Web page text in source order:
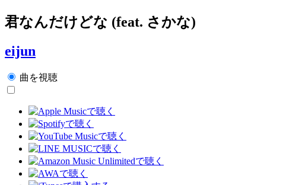
君なんだけどな (feat. さかな)
eijun
曲を視聴